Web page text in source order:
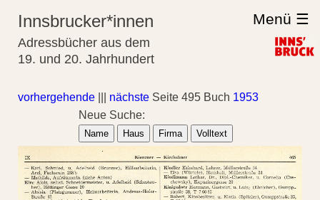
Innsbrucker*innen
Adressbücher aus dem
19. und 20. Jahrhundert
Menü ☰
vorhergehende nächste Seite 495 Buch 1953
Neue Suche:
Name Haus Firma Volltext